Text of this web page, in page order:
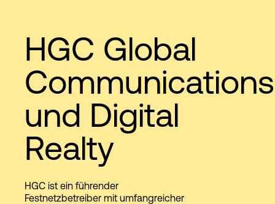
Language
Login
HGC Global
Communications
und Digital
Realty
HGC ist ein führender
Festnetzbetreiber mit umfangreicher